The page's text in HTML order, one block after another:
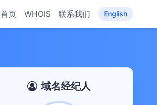
首页 WHOIS 联系我们 English
域名经纪人